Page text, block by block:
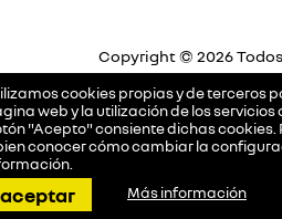
cookies propias y de terceros
web y la utilización de los servicios
"Acepto" consiente dichas
conocer cómo cambiar la
aceptar Más información
llamar pedir cita dirección
Copyright © 2026
Plataforma Concesión